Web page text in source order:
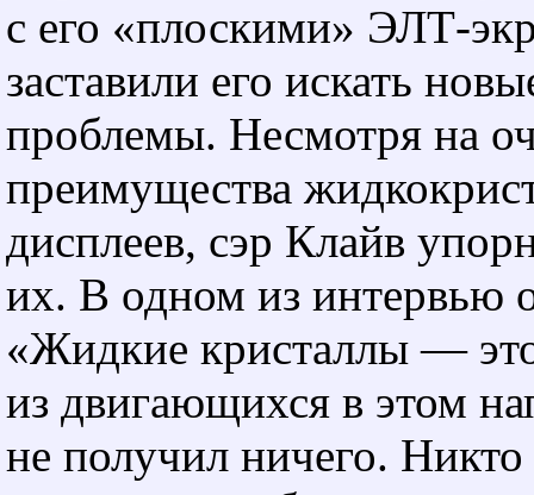
с его «плоскими» ЭЛТ-
заставили его искать
проблемы. Несмотря на
преимущества
дисплеев, сэр Клайв
их. В одном из интервью
«Жидкие кристаллы —
из двигающихся в этом
не получил ничего.